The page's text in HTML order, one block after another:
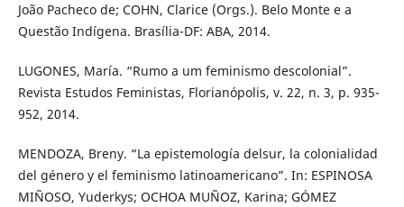
João Pacheco de; COHN, Clarice (Orgs.). Belo Monte e a
Questão Indígena. Brasília-DF: ABA, 2014.
LUGONES, María. “Rumo a um feminismo descolonial”.
Revista Estudos Feministas, Florianópolis, v. 22, n. 3, p. 935-
952, 2014.
MENDOZA, Breny. “La epistemología delsur, la colonialidad
del género y el feminismo latinoamericano”. In: ESPINOSA
MIÑOSO, Yuderkys; OCHOA MUÑOZ, Karina; GÓMEZ